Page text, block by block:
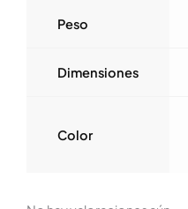
Peso
Dimensiones
Color